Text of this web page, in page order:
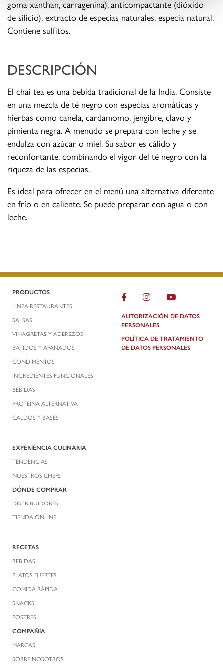
goma xanthan, carragenina), anticompactante (dióxido
de silicio), extracto de especias naturales, especia natural.
Contiene sulfitos.
DESCRIPCIÓN
El chai tea es una bebida tradicional de la India. Consiste
en una mezcla de té negro con especias aromáticas y
hierbas como canela, cardamomo, jengibre, clavo y
pimienta negra. A menudo se prepara con leche y se
endulza con azúcar o miel. Su sabor es cálido y
reconfortante, combinando el vigor del té negro con la
riqueza de las especias.
Es ideal para ofrecer en el menú una alternativa diferente
en frío o en caliente. Se puede preparar con agua o con
leche.
PRODUCTOS
LÍNEA RESTAURANTES
SALSAS
VINAGRETAS Y ADEREZOS
BATIDOS Y APANADOS
CONDIMENTOS
INGREDIENTES FUNCIONALES
BEBIDAS
PROTEÍNA ALTERNATIVA
CALDOS Y BASES
RECETAS
BEBIDAS
PLATOS FUERTES
COMIDA RÁPIDA
SNACKS
POSTRES
EXPERIENCIA CULINARIA
TENDENCIAS
NUESTROS CHEFS
COMPAÑÍA
MARCAS
SOBRE NOSOTROS
DÓNDE COMPRAR
DISTRIBUIDORES
TIENDA ONLINE
AUTORIZACIÓN DE DATOS
PERSONALES
POLÍTICA DE TRATAMIENTO
DE DATOS PERSONALES